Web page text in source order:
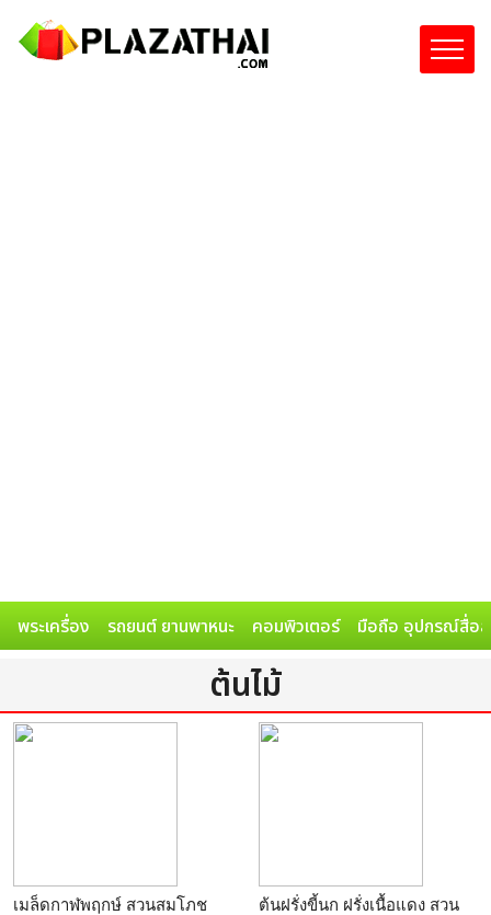
พระเครื่อง รถยนต์ ยานพาหนะ คอมพิวเตอร์ มือถือ อุปกรณ์สื่อส
ต้นไม้
เมล็ดกาฬพฤกษ์ สวนสมโภช
ต้นฝรั่งขี้นก ฝรั่งเนื้อแดง สวน